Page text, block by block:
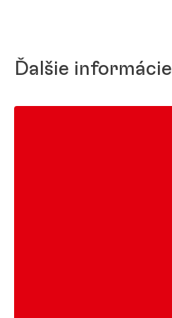
Ďalšie informácie